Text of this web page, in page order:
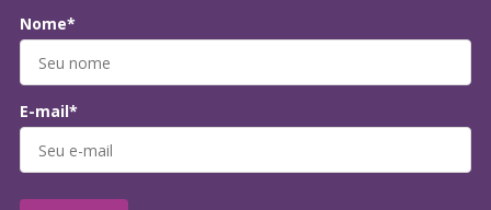
Nome*
E-mail*